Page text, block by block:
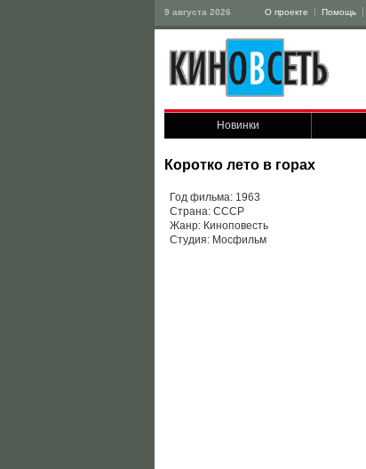
9 августа 2026 О проекте Помощь
Новинки
Коротко лето в горах
Год фильма: 1963
Страна: СССР
Жанр: Киноповесть
Студия: Мосфильм